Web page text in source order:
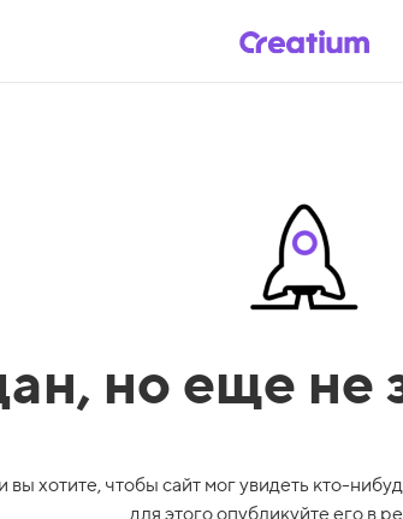
но еще не
вы хотите, чтобы сайт мог увидеть кто-
для этого опубликуйте его в